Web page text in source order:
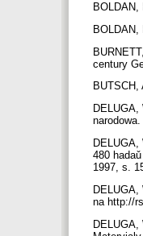
century
480
1997, s.
na http://